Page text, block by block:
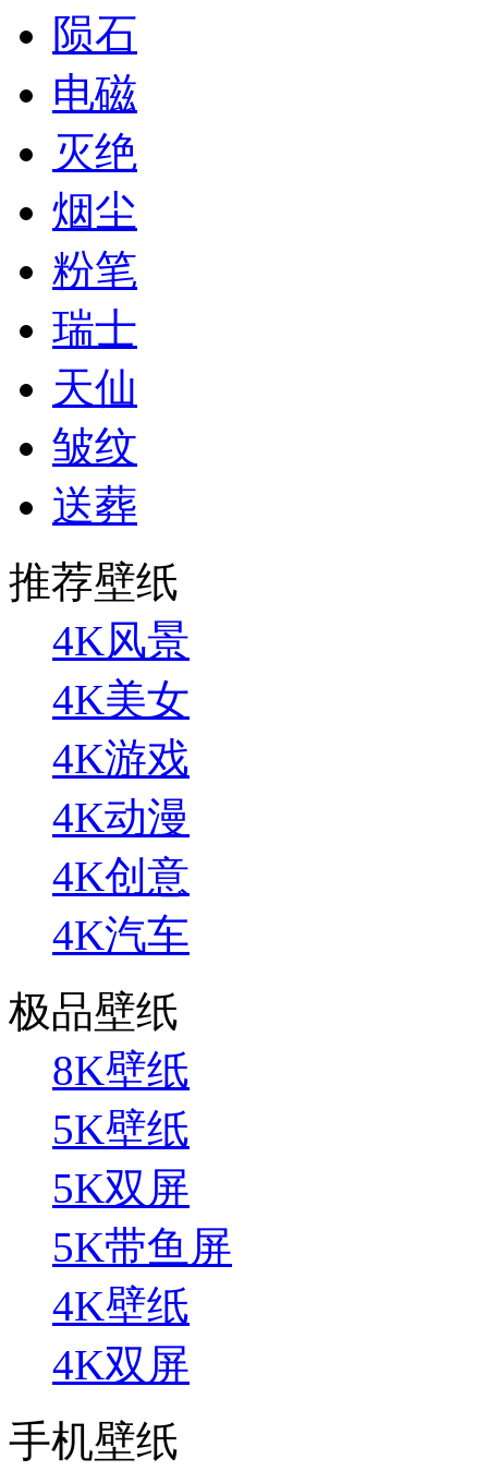
陨石
电磁
灭绝
烟尘
粉笔
瑞士
天仙
皱纹
送葬
推荐壁纸
4K风景
4K美女
4K游戏
4K动漫
4K创意
4K汽车
极品壁纸
8K壁纸
5K壁纸
5K双屏
5K带鱼屏
4K壁纸
4K双屏
手机壁纸